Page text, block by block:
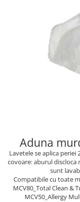
Aduna
Lavetele se aplica
covoare: aburul discloca
sunt
Compatibile cu toate
MCV80_Total Clean &
MCV50_Allergy